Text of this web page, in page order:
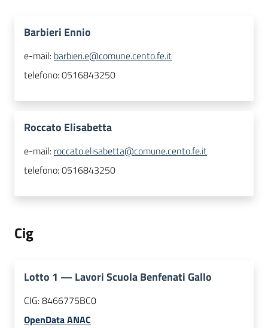
Barbieri Ennio
e-mail: barbieri.e@comune.cento.fe.it
telefono:0516843250
Roccato Elisabetta
e-mail: roccato.elisabetta@comune.cento.fe.it
telefono:0516843250
Cig
Lotto 1 — Lavori Scuola Benfenati Gallo
CIG:8466775BC0
OpenData ANAC